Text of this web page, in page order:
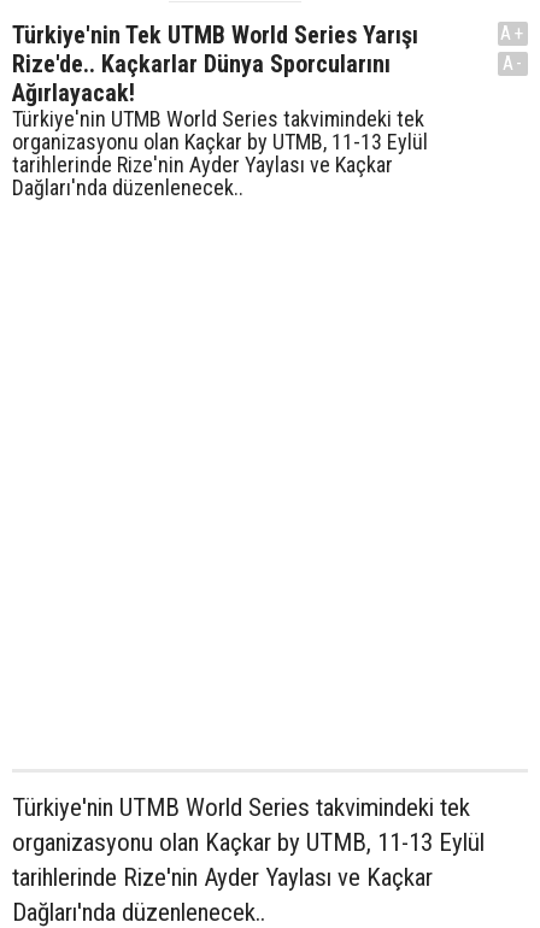
Türkiye'nin Tek UTMB World Series Yarışı
Rize'de.. Kaçkarlar Dünya Sporcularını
Ağırlayacak!
Türkiye'nin UTMB World Series takvimindeki tek
organizasyonu olan Kaçkar by UTMB, 11-13 Eylül
tarihlerinde Rize'nin Ayder Yaylası ve Kaçkar
Dağları'nda düzenlenecek..
A+
A-
Türkiye'nin UTMB World Series takvimindeki tek
organizasyonu olan Kaçkar by UTMB, 11-13 Eylül
tarihlerinde Rize'nin Ayder Yaylası ve Kaçkar
Dağları'nda düzenlenecek..